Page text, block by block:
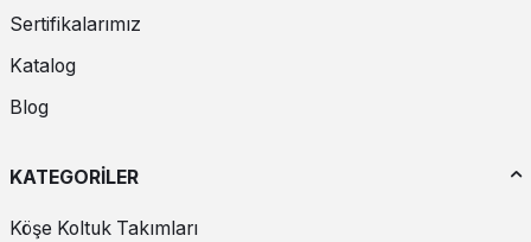
Sertifikalarımız
Katalog
Blog
KATEGORİLER
Köşe Koltuk Takımları